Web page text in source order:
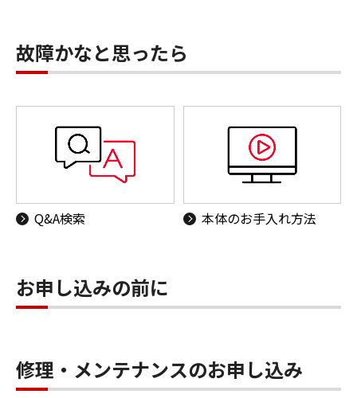
故障かなと思ったら
Q&A検索 本体のお手入れ方法
お申し込みの前に
修理・メンテナンスのお申し込み